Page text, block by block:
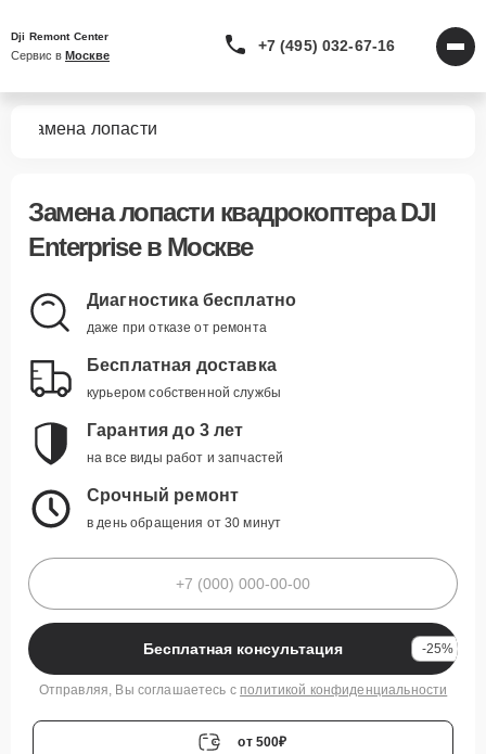
Dji Remont Center
Сервис в Москве
+7 (495) 032-67-16
Замена лопасти
Замена лопасти квадрокоптера DJI
Enterprise в Москве
Диагностика бесплатно
даже при отказе от ремонта
Бесплатная доставка
курьером собственной службы
Гарантия до 3 лет
на все виды работ и запчастей
Срочный ремонт
в день обращения от 30 минут
Бесплатная консультация -25%
Отправляя, Вы соглашаетесь с политикой конфиденциальности
от 500₽